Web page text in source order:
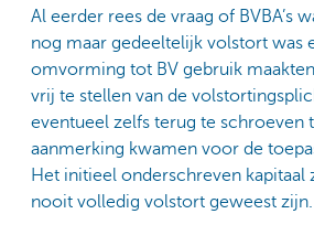
Al eerder rees de vraag of BVBA’s
nog maar gedeeltelijk volstort was
omvorming tot BV gebruik
vrij te stellen van de
eventueel zelfs terug te schroeven
aanmerking kwamen voor de
Het initieel onderschreven kapitaal
nooit volledig volstort geweest zijn.